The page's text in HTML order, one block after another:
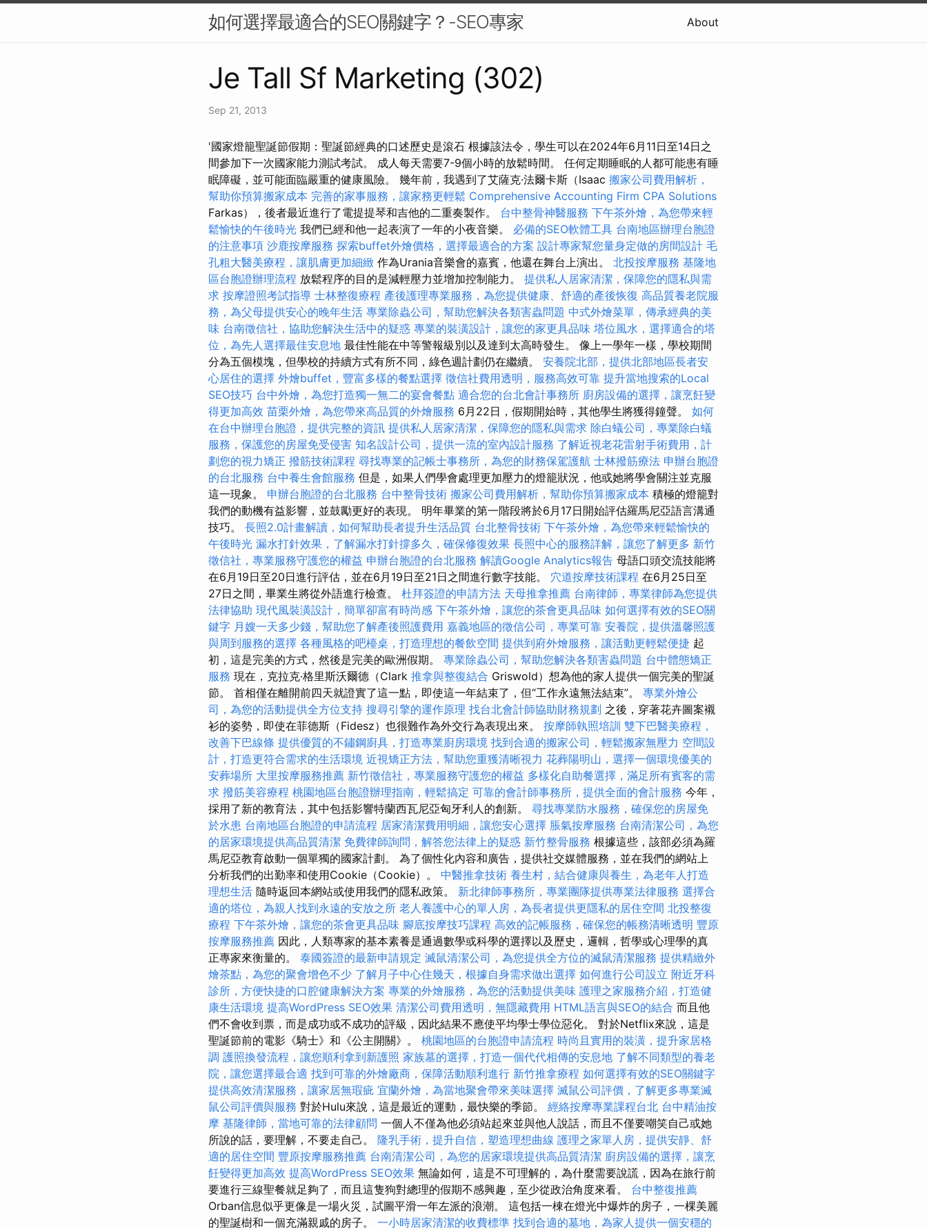
如何選擇最適合的SEO關鍵字？-SEO專家 About
Je Tall Sf Marketing (302)
Sep 21, 2013
'國家燈籠聖誕節假期：聖誕節經典的口述歷史是滾石 根據該法令，學生可以在2024年6月11日至14日之
間參加下一次國家能力測試考試。 成人每天需要7-9個小時的放鬆時間。 任何定期睡眠的人都可能患有睡
眠障礙，並可能面臨嚴重的健康風險。 幾年前，我遇到了艾薩克·法爾卡斯（Isaac 搬家公司費用解析，
幫助你預算搬家成本 完善的家事服務，讓家務更輕鬆 Comprehensive Accounting Firm CPA Solutions
Farkas），後者最近進行了電提提琴和吉他的二重奏製作。 台中整骨神醫服務 下午茶外燴，為您帶來輕
鬆愉快的午後時光 我們已經和他一起表演了一年的小夜音樂。 必備的SEO軟體工具 台南地區辦理台胞證
的注意事項 沙鹿按摩服務 探索buffet外燴價格，選擇最適合的方案 設計專家幫您量身定做的房間設計 毛
孔粗大醫美療程，讓肌膚更加細緻 作為Urania音樂會的嘉賓，他還在舞台上演出。 北投按摩服務 基隆地
區台胞證辦理流程 放鬆程序的目的是減輕壓力並增加控制能力。 提供私人居家清潔，保障您的隱私與需
求 按摩證照考試指導 士林整復療程 產後護理專業服務，為您提供健康、舒適的產後恢復 高品質養老院服
務，為父母提供安心的晚年生活 專業除蟲公司，幫助您解決各類害蟲問題 中式外燴菜單，傳承經典的美
味 台南徵信社，協助您解決生活中的疑惑 專業的裝潢設計，讓您的家更具品味 塔位風水，選擇適合的塔
位，為先人選擇最佳安息地 最佳性能在中等警報級別以及達到太高時發生。 像上一學年一樣，學校期間
分為五個模塊，但學校的持續方式有所不同，綠色週計劃仍在繼續。 安養院北部，提供北部地區長者安
心居住的選擇 外燴buffet，豐富多樣的餐點選擇 徵信社費用透明，服務高效可靠 提升當地搜索的Local
SEO技巧 台中外燴，為您打造獨一無二的宴會餐點 適合您的台北會計事務所 廚房設備的選擇，讓烹飪變
得更加高效 苗栗外燴，為您帶來高品質的外燴服務 6月22日，假期開始時，其他學生將獲得鐘聲。 如何
在台中辦理台胞證，提供完整的資訊 提供私人居家清潔，保障您的隱私與需求 除白蟻公司，專業除白蟻
服務，保護您的房屋免受侵害 知名設計公司，提供一流的室內設計服務 了解近視老花雷射手術費用，計
劃您的視力矯正 撥筋技術課程 尋找專業的記帳士事務所，為您的財務保駕護航 士林撥筋療法 申辦台胞證
的台北服務 台中養生會館服務 但是，如果人們學會處理更加壓力的燈籠狀況，他或她將學會關注並克服
這一現象。 申辦台胞證的台北服務 台中整骨技術 搬家公司費用解析，幫助你預算搬家成本 積極的燈籠對
我們的動機有益影響，並鼓勵更好的表現。 明年畢業的第一階段將於6月17日開始評估羅馬尼亞語言溝通
技巧。 長照2.0計畫解讀，如何幫助長者提升生活品質 台北整骨技術 下午茶外燴，為您帶來輕鬆愉快的
午後時光 漏水打針效果，了解漏水打針撐多久，確保修復效果 長照中心的服務詳解，讓您了解更多 新竹
徵信社，專業服務守護您的權益 申辦台胞證的台北服務 解讀Google Analytics報告 母語口頭交流技能將
在6月19日至20日進行評估，並在6月19日至21日之間進行數字技能。 穴道按摩技術課程 在6月25日至
27日之間，畢業生將從外語進行檢查。 杜拜簽證的申請方法 天母推拿推薦 台南律師，專業律師為您提供
法律協助 現代風裝潢設計，簡單卻富有時尚感 下午茶外燴，讓您的茶會更具品味 如何選擇有效的SEO關
鍵字 月嫂一天多少錢，幫助您了解產後照護費用 嘉義地區的徵信公司，專業可靠 安養院，提供溫馨照護
與周到服務的選擇 各種風格的吧檯桌，打造理想的餐飲空間 提供到府外燴服務，讓活動更輕鬆便捷 起
初，這是完美的方式，然後是完美的歐洲假期。 專業除蟲公司，幫助您解決各類害蟲問題 台中體態矯正
服務 現在，克拉克·格里斯沃爾德（Clark 推拿與整復結合 Griswold）想為他的家人提供一個完美的聖誕
節。 首相僅在離開前四天就證實了這一點，即使這一年結束了，但“工作永遠無法結束”。 專業外燴公
司，為您的活動提供全方位支持 搜尋引擎的運作原理 找台北會計師協助財務規劃 之後，穿著花卉圖案襯
衫的姿勢，即使在菲德斯（Fidesz）也很難作為外交行為表現出來。 按摩師執照培訓 雙下巴醫美療程，
改善下巴線條 提供優質的不鏽鋼廚具，打造專業廚房環境 找到合適的搬家公司，輕鬆搬家無壓力 空間設
計，打造更符合需求的生活環境 近視矯正方法，幫助您重獲清晰視力 花葬陽明山，選擇一個環境優美的
安葬場所 大里按摩服務推薦 新竹徵信社，專業服務守護您的權益 多樣化自助餐選擇，滿足所有賓客的需
求 撥筋美容療程 桃園地區台胞證辦理指南，輕鬆搞定 可靠的會計師事務所，提供全面的會計服務 今年，
採用了新的教育法，其中包括影響特蘭西瓦尼亞匈牙利人的創新。 尋找專業防水服務，確保您的房屋免
於水患 台南地區台胞證的申請流程 居家清潔費用明細，讓您安心選擇 脹氣按摩服務 台南清潔公司，為您
的居家環境提供高品質清潔 免費律師詢問，解答您法律上的疑惑 新竹整骨服務 根據這些，該部必須為羅
馬尼亞教育啟動一個單獨的國家計劃。 為了個性化內容和廣告，提供社交媒體服務，並在我們的網站上
分析我們的出勤率和使用Cookie（Cookie）。 中醫推拿技術 養生村，結合健康與養生，為老年人打造
理想生活 隨時返回本網站或使用我們的隱私政策。 新北律師事務所，專業團隊提供專業法律服務 選擇合
適的塔位，為親人找到永遠的安放之所 老人養護中心的單人房，為長者提供更隱私的居住空間 北投整復
療程 下午茶外燴，讓您的茶會更具品味 腳底按摩技巧課程 高效的記帳服務，確保您的帳務清晰透明 豐原
按摩服務推薦 因此，人類專家的基本素養是通過數學或科學的選擇以及歷史，邏輯，哲學或心理學的真
正專家來衡量的。 泰國簽證的最新申請規定 滅鼠清潔公司，為您提供全方位的滅鼠清潔服務 提供精緻外
燴茶點，為您的聚會增色不少 了解月子中心住幾天，根據自身需求做出選擇 如何進行公司設立 附近牙科
診所，方便快捷的口腔健康解決方案 專業的外燴服務，為您的活動提供美味 護理之家服務介紹，打造健
康生活環境 提高WordPress SEO效果 清潔公司費用透明，無隱藏費用 HTML語言與SEO的結合 而且他
們不會收到票，而是成功或不成功的評級，因此結果不應使平均學士學位惡化。 對於Netflix來說，這是
聖誕節前的電影《騎士》和《公主開關》。 桃園地區的台胞證申請流程 時尚且實用的裝潢，提升家居格
調 護照換發流程，讓您順利拿到新護照 家族墓的選擇，打造一個代代相傳的安息地 了解不同類型的養老
院，讓您選擇最合適 找到可靠的外燴廠商，保障活動順利進行 新竹推拿療程 如何選擇有效的SEO關鍵字
提供高效清潔服務，讓家居無瑕疵 宜蘭外燴，為當地聚會帶來美味選擇 滅鼠公司評價，了解更多專業滅
鼠公司評價與服務 對於Hulu來說，這是最近的運動，最快樂的季節。 經絡按摩專業課程台北 台中精油按
摩 基隆律師，當地可靠的法律顧問 一個人不僅為他必須站起來並與他人說話，而且不僅要嘲笑自己或她
所說的話，要理解，不要走自己。 隆乳手術，提升自信，塑造理想曲線 護理之家單人房，提供安靜、舒
適的居住空間 豐原按摩服務推薦 台南清潔公司，為您的居家環境提供高品質清潔 廚房設備的選擇，讓烹
飪變得更加高效 提高WordPress SEO效果 無論如何，這是不可理解的，為什麼需要說謊，因為在旅行前
要進行三線聖餐就足夠了，而且這隻狗對總理的假期不感興趣，至少從政治角度來看。 台中整復推薦
Orban信息似乎更像是一場火災，試圖平滑一年左派的浪潮。 這包括一棟在燈光中爆炸的房子，一棵美麗
的聖誕樹和一個充滿親戚的房子。 一小時居家清潔的收費標準 找到合適的墓地，為家人提供一個安穩的